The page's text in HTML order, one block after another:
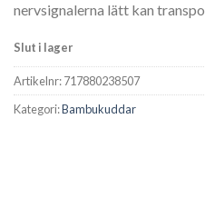
nervsignalerna lätt kan
Slut i lager
Artikelnr:717880238507
Kategori:Bambukuddar